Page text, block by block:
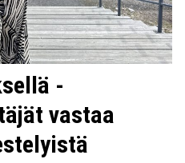
-
vastaa